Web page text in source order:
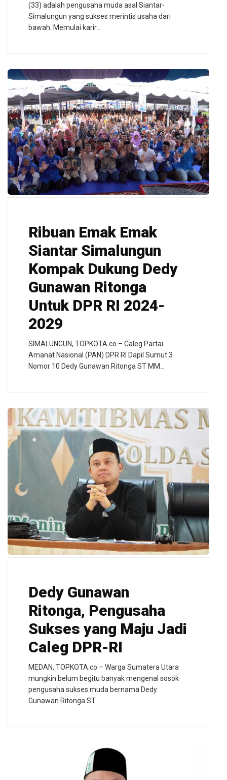
(33) adalah pengusaha muda asal Siantar-
Simalungun yang sukses merintis usaha dari
bawah. Memulai karir…
Ribuan Emak Emak
Siantar Simalungun
Kompak Dukung Dedy
Gunawan Ritonga
Untuk DPR RI 2024-
2029
SIMALUNGUN, TOPKOTA.co – Caleg Partai
Amanat Nasional (PAN) DPR RI Dapil Sumut 3
Nomor 10 Dedy Gunawan Ritonga ST MM…
Dedy Gunawan
Ritonga, Pengusaha
Sukses yang Maju Jadi
Caleg DPR-RI
MEDAN, TOPKOTA.co – Warga Sumatera Utara
mungkin belum begitu banyak mengenal sosok
pengusaha sukses muda bernama Dedy
Gunawan Ritonga ST…